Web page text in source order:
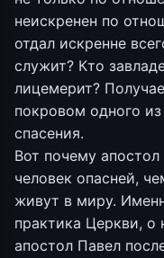
неискренен по
отдал искренне
служит? Кто
лицемерит?
покровом одного
спасения.
Вот почему
человек опасней,
живут в миру.
практика Церкви, о
апостол Павел